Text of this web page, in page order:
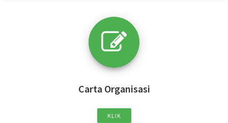
Carta Organisasi
KLIK